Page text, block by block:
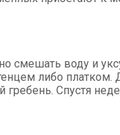
смешать воду и
либо
Спустя